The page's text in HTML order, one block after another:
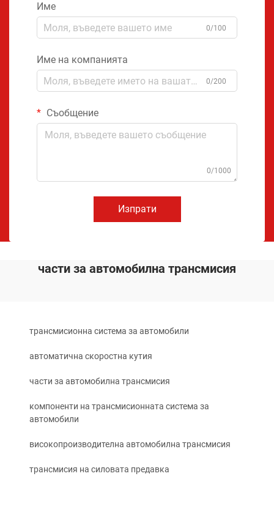
Име
0/100
Име на компанията
0/200
Съобщение
0/1000
Изпрати
части за автомобилна трансмисия
трансмисионна система за автомобили
автоматична скоростна кутия
части за автомобилна трансмисия
компоненти на трансмисионната система за
автомобили
високопроизводителна автомобилна трансмисия
трансмисия на силовата предавка